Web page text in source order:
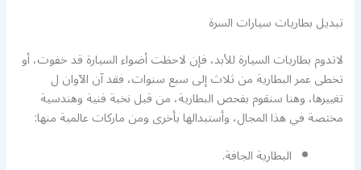
تبديل بطاريات سيارات السرة
لاتدوم بطاريات السيارة للأبد، فإن لاحظت أضواء السيارة قد خفوت، أو
تخطى عمر البطارية من ثلاث إلى سبع سنوات، فقد آن الآوان ل
تغييرها، وهنا سنقوم بفحص البطارية، من قبل نخبة فنية وهندسية
مختصة في هذا المجال، وأستبدالها بأخرى ومن ماركات عالمية منها:
البطارية الجافة.